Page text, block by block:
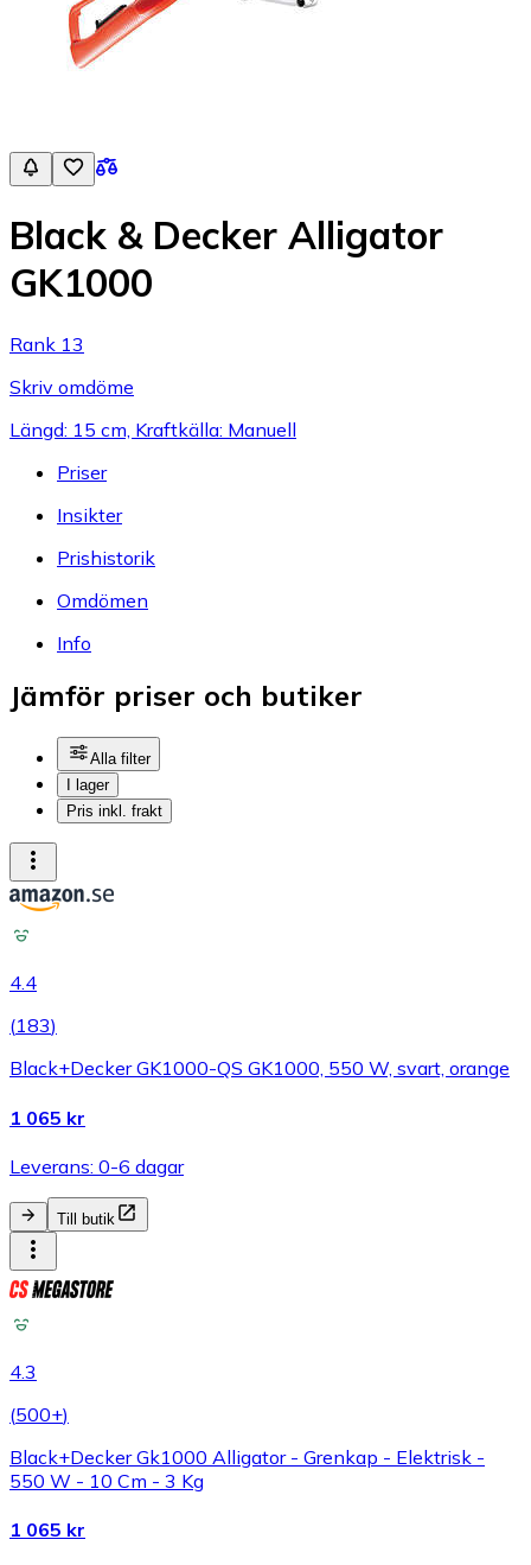
Black & Decker Alligator
GK1000
Rank 13
Skriv omdöme
Längd: 15 cm, Kraftkälla: Manuell
Priser
Insikter
Prishistorik
Omdömen
Info
Jämför priser och butiker
Alla filter
I lager
Pris inkl. frakt
4.4
(183)
Black+Decker GK1000-QS GK1000, 550 W, svart, orange
1 065 kr
Leverans: 0-6 dagar
Till butik
4.3
(500+)
Black+Decker Gk1000 Alligator - Grenkap - Elektrisk -
550 W - 10 Cm - 3 Kg
1 065 kr